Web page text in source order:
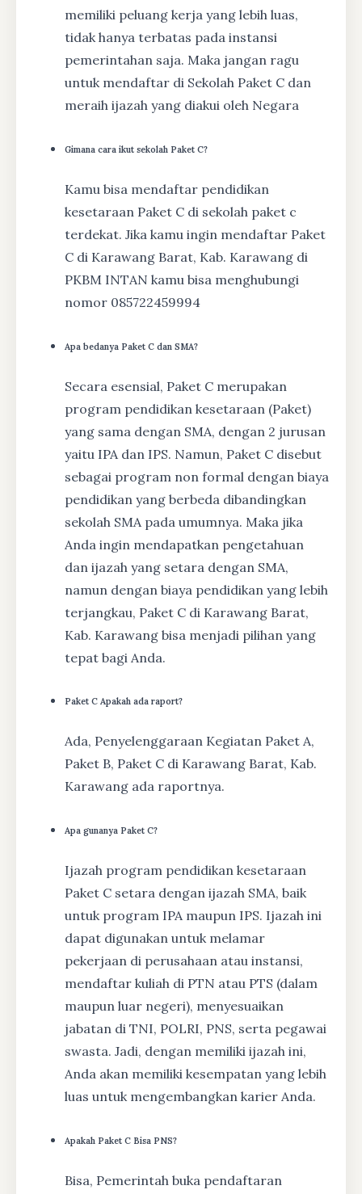
memiliki peluang kerja yang lebih luas,
tidak hanya terbatas pada instansi
pemerintahan saja. Maka jangan ragu
untuk mendaftar di Sekolah Paket C dan
meraih ijazah yang diakui oleh Negara
Gimana cara ikut sekolah Paket C?
Kamu bisa mendaftar pendidikan
kesetaraan Paket C di sekolah paket c
terdekat. Jika kamu ingin mendaftar Paket
C di Karawang Barat, Kab. Karawang di
PKBM INTAN kamu bisa menghubungi
nomor 085722459994
Apa bedanya Paket C dan SMA?
Secara esensial, Paket C merupakan
program pendidikan kesetaraan (Paket)
yang sama dengan SMA, dengan 2 jurusan
yaitu IPA dan IPS. Namun, Paket C disebut
sebagai program non formal dengan biaya
pendidikan yang berbeda dibandingkan
sekolah SMA pada umumnya. Maka jika
Anda ingin mendapatkan pengetahuan
dan ijazah yang setara dengan SMA,
namun dengan biaya pendidikan yang lebih
terjangkau, Paket C di Karawang Barat,
Kab. Karawang bisa menjadi pilihan yang
tepat bagi Anda.
Paket C Apakah ada raport?
Ada, Penyelenggaraan Kegiatan Paket A,
Paket B, Paket C di Karawang Barat, Kab.
Karawang ada raportnya.
Apa gunanya Paket C?
Ijazah program pendidikan kesetaraan
Paket C setara dengan ijazah SMA, baik
untuk program IPA maupun IPS. Ijazah ini
dapat digunakan untuk melamar
pekerjaan di perusahaan atau instansi,
mendaftar kuliah di PTN atau PTS (dalam
maupun luar negeri), menyesuaikan
jabatan di TNI, POLRI, PNS, serta pegawai
swasta. Jadi, dengan memiliki ijazah ini,
Anda akan memiliki kesempatan yang lebih
luas untuk mengembangkan karier Anda.
Apakah Paket C Bisa PNS?
Bisa, Pemerintah buka pendaftaran